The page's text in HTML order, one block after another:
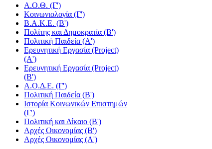
Α.Ο.Θ. (Γ')
Κοινωνιολογία (Γ')
Β.Α.Κ.Ε. (Β')
Πολίτης και Δημοκρατία (Β')
Πολιτική Παιδεία (A')
Ερευνητική Εργασία (Project)
(Α')
Ερευνητική Εργασία (Project)
(Β')
Α.Ο.Δ.Ε. (Γ')
Πολιτική Παιδεία (Β')
Ιστορία Κοινωνικών Επιστημών
(Γ')
Πολιτική και Δίκαιο (Β')
Αρχές Οικονομίας (Β')
Αρχές Οικονομίας (Α')